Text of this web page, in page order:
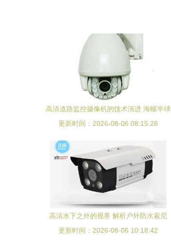
高清道路监控摄像机的技术演进 海螺半球
与红外线方案的综合解析
更新时间：2026-08-06 08:15:28
高清水下之外的视界 解析户外防水索尼
1200线监控摄像头的独特优势
更新时间：2026-08-06 10:18:42